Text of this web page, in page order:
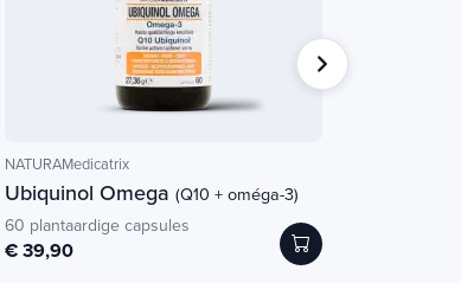
NATURAMedicatrix
Ubiquinol Omega (Q10 + oméga-3)
60 plantaardige capsules
€ 39,90